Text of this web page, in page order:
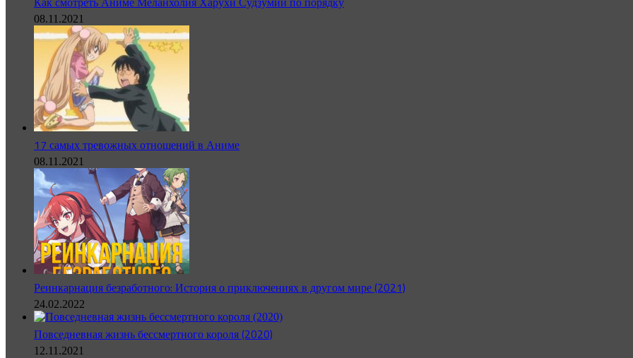
08.11.2021
17 самых тревожных отношений в Аниме
08.11.2021
Реинкарнация безработного: История о приключениях в другом мире (2021)
24.02.2022
Повседневная жизнь бессмертного короля (2020)
12.11.2021